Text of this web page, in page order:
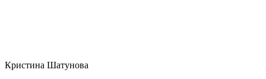
Кристина Шатунова